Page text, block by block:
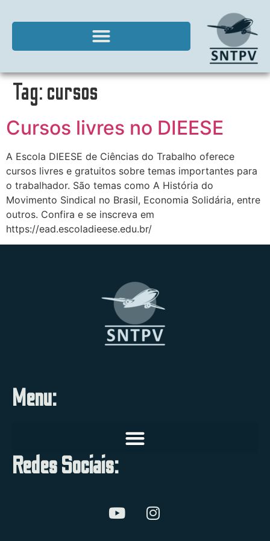
Tag: cursos
Cursos livres no DIEESE
A Escola DIEESE de Ciências do Trabalho oferece
cursos livres e gratuitos sobre temas importantes para
o trabalhador. São temas como A História do
Movimento Sindical no Brasil, Economia Solidária, entre
outros. Confira e se inscreva em
https://ead.escoladieese.edu.br/
Menu:
Redes Sociais: